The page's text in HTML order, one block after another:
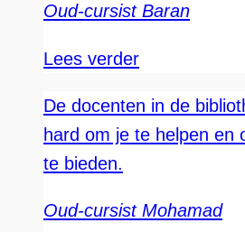
Oud-cursist Baran
Lees verder
De docenten in de
hard om je te helpen en
te bieden.
Oud-cursist Mohamad